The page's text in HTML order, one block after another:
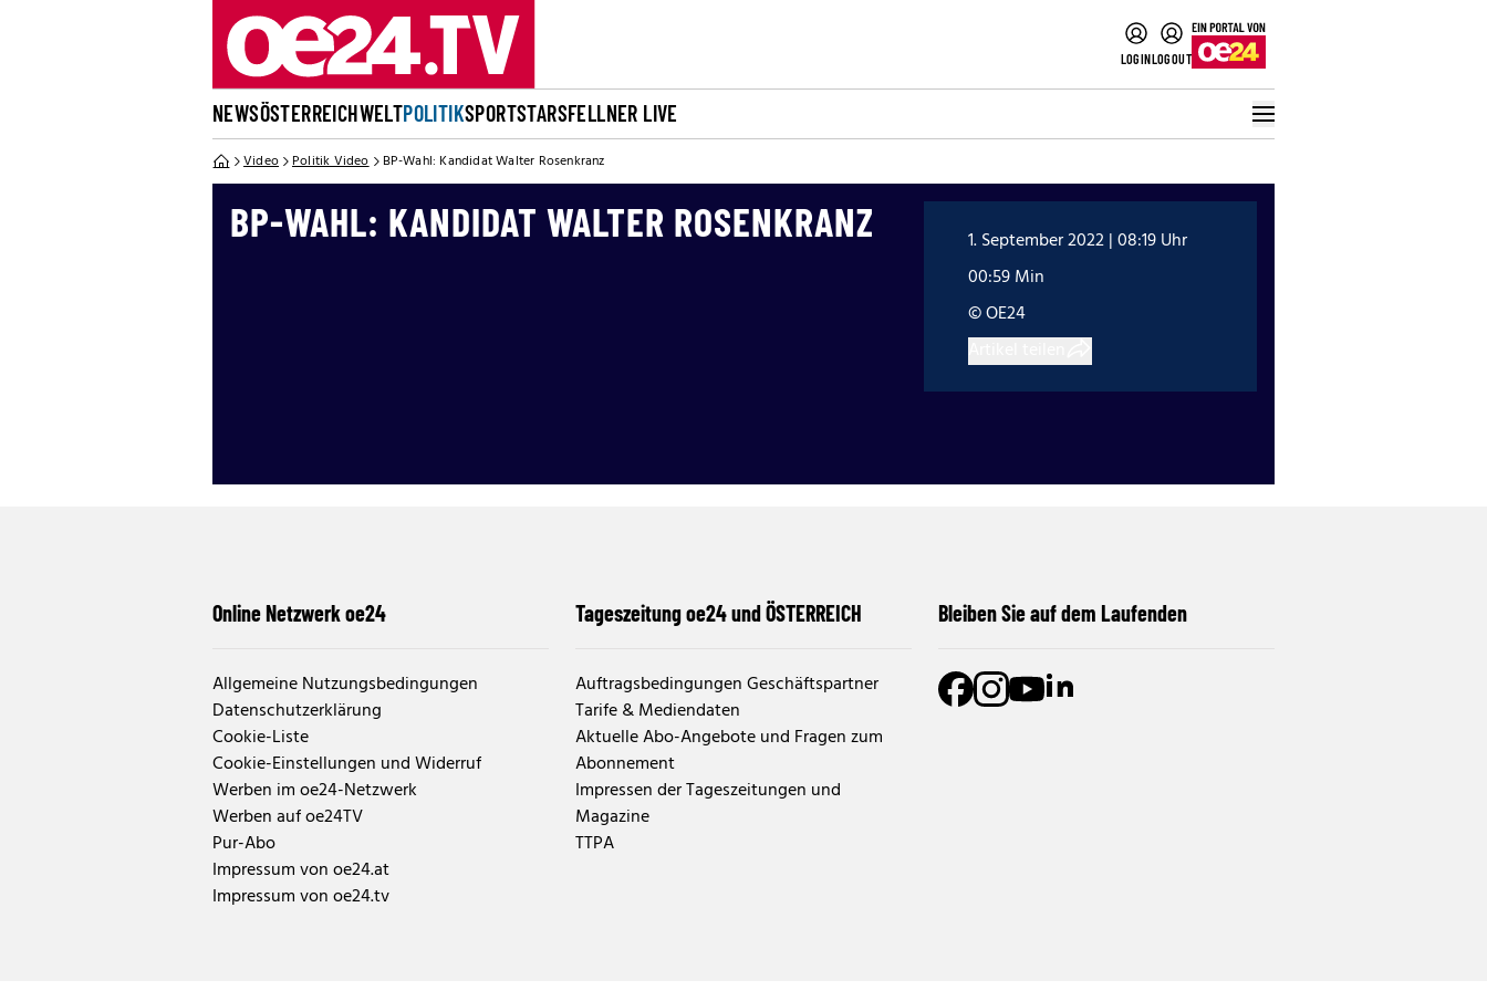
LOGINLOGOUT
NEWSÖSTERREICHWELTPOLITIKSPORTSTARSFELLNER LIVE
Video Politik Video BP-Wahl: Kandidat Walter Rosenkranz
BP-WAHL: KANDIDAT WALTER ROSENKRANZ
1. September 2022 | 08:19 Uhr
00:59 Min
© OE24
Online Netzwerk oe24
Allgemeine Nutzungsbedingungen
Datenschutzerklärung
Cookie-Liste
Cookie-Einstellungen und Widerruf
Werben im oe24-Netzwerk
Werben auf oe24TV
Pur-Abo
Impressum von oe24.at
Impressum von oe24.tv
Tageszeitung oe24 und ÖSTERREICH
Auftragsbedingungen Geschäftspartner
Tarife & Mediendaten
Aktuelle Abo-Angebote und Fragen zum
Abonnement
Impressen der Tageszeitungen und
Magazine
TTPA
Bleiben Sie auf dem Laufenden